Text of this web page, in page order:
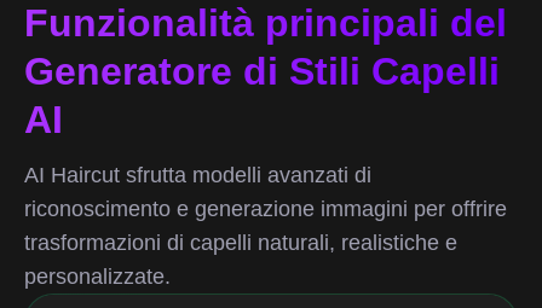
Funzionalità principali del
Generatore di Stili Capelli
AI
AI Haircut sfrutta modelli avanzati di
riconoscimento e generazione immagini per offrire
trasformazioni di capelli naturali, realistiche e
personalizzate.